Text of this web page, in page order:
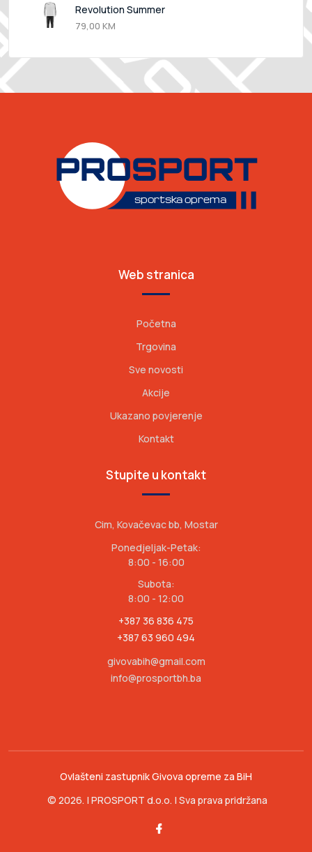
Revolution Summer
79,00 KM
Web stranica
Početna
Trgovina
Sve novosti
Akcije
Ukazano povjerenje
Kontakt
Stupite u kontakt
Cim, Kovačevac bb, Mostar
Ponedjeljak-Petak:
8:00 - 16:00
Subota:
8:00 - 12:00
+387 36 836 475
+387 63 960 494
givovabih@gmail.com
info@prosportbh.ba
Ovlašteni zastupnik Givova opreme za BiH
© 2026. | PROSPORT d.o.o. | Sva prava pridržana